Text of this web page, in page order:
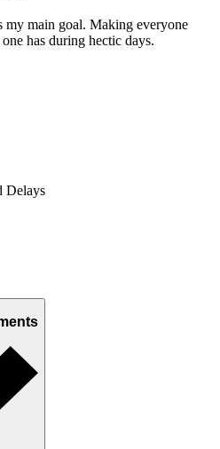
my main goal. Making everyone
has during hectic days.
Delays